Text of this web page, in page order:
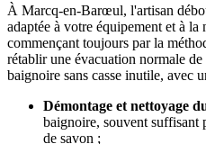
À Marcq-en-Barœul, l'artisan
adaptée à votre équipement et à la
commençant toujours par la
rétablir une évacuation normale
baignoire sans casse inutile, avec
Démontage et nettoyage
baignoire, souvent suffisant
de savon ;